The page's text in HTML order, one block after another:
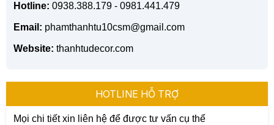
Hotline: 0938.388.179 - 0981.441.479
Email: phamthanhtu10csm@gmail.com
Website: thanhtudecor.com
HOTLINE HỖ TRỢ
Mọi chi tiết xin liên hệ để được tư vấn cụ thể